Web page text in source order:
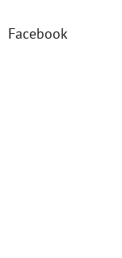
Facebook